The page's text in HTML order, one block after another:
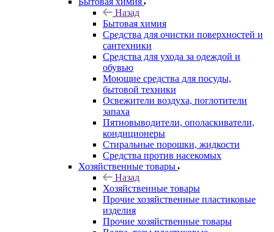
Назад
Бытовая химия
Средства для очистки поверхностей и
сантехники
Средства для ухода за одеждой и
обувью
Моющие средства для посуды,
бытовой техники
Освежители воздуха, поглотители
запаха
Пятновыводители, ополаскиватели,
кондиционеры
Стиральные порошки, жидкости
Средства против насекомых
Хозяйственные товары
Назад
Хозяйственные товары
Прочие хозяйственные пластиковые
изделия
Прочие хозяйственные товары